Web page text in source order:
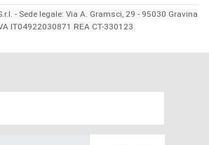
- Sede legale: Via A. Gramsci, 29 - 95030 Gravina
IT04922030871 REA CT-330123